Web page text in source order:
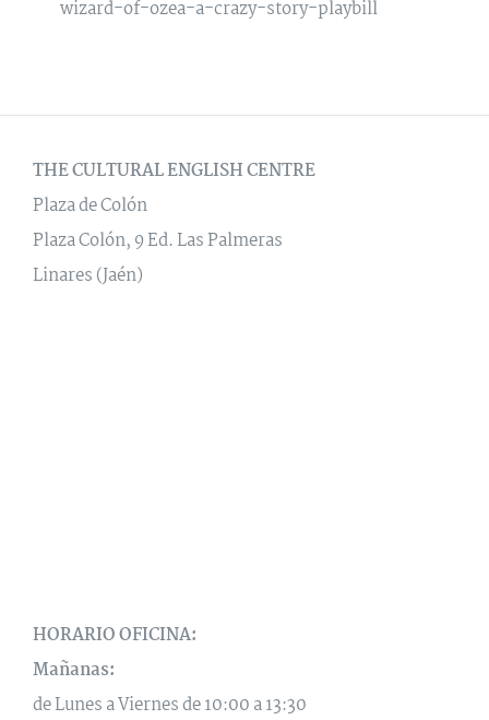
wizard-of-ozea-a-crazy-story-playbill
THE CULTURAL ENGLISH CENTRE
Plaza de Colón
Plaza Colón, 9 Ed. Las Palmeras
Linares (Jaén)
HORARIO OFICINA:
Mañanas:
de Lunes a Viernes de 10:00 a 13:30